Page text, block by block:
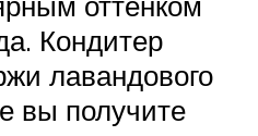
Кондитер
лавандового
вы получите